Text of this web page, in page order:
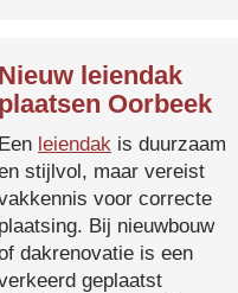
Nieuw leiendak
plaatsen Oorbeek
Een leiendak is duurzaam
stijlvol, maar vereist
voor correcte
plaatsing. Bij nieuwbouw
dakrenovatie is een
geplaatst